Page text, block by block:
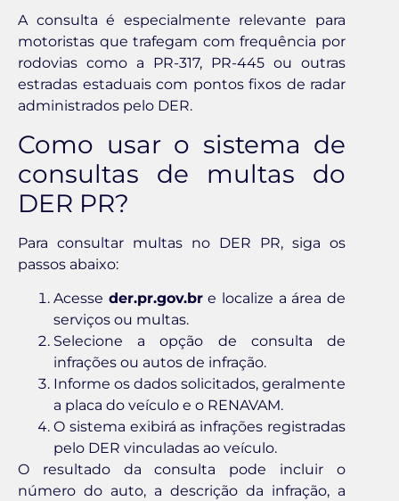
A consulta é especialmente relevante para
motoristas que trafegam com frequência por
rodovias como a PR-317, PR-445 ou outras
estradas estaduais com pontos fixos de radar
administrados pelo DER.
Como usar o sistema de
consultas de multas do
DER PR?
Para consultar multas no DER PR, siga os
passos abaixo:
Acesse der.pr.gov.bre localize a área de
serviços ou multas.
Selecione a opção de consulta de
infrações ou autos de infração.
Informe os dados solicitados, geralmente
a placa do veículo e o RENAVAM.
O sistema exibirá as infrações registradas
pelo DER vinculadas ao veículo.
O resultado da consulta pode incluir o
número do auto, a descrição da infração, a